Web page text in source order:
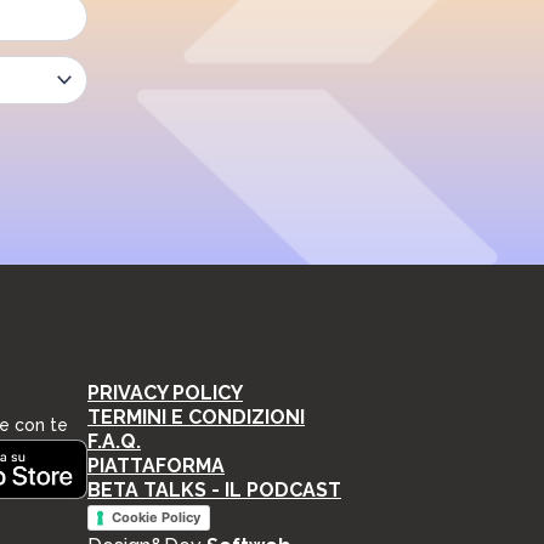
con te
PRIVACY POLICY
TERMINI E CONDIZIONI
F.A.Q.
PIATTAFORMA
BETA TALKS - IL PODCAST
Cookie Policy